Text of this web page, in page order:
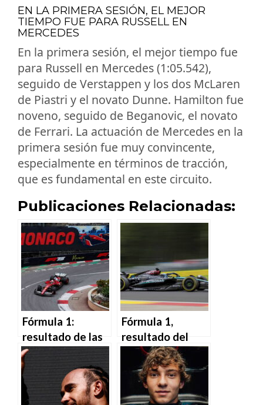
EN LA PRIMERA SESIÓN, EL MEJOR
TIEMPO FUE PARA RUSSELL EN
MERCEDES
En la primera sesión, el mejor tiempo fue
para Russell en Mercedes (1:05.542),
seguido de Verstappen y los dos McLaren
de Piastri y el novato Dunne. Hamilton fue
noveno, seguido de Beganovic, el novato
de Ferrari. La actuación de Mercedes en la
primera sesión fue muy convincente,
especialmente en términos de tracción,
que es fundamental en este circuito.
Publicaciones Relacionadas:
Fórmula 1:
resultado de las
pruebas libres
del GP de
Mónaco 2025.
Horarios de la
Fórmula 1,
resultado del
Gran Premio de
Bélgica 2024:
gana Hamilton,
descalificado